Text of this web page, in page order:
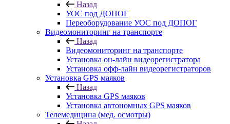
Назад
УОС под ДОПОГ
Переоборудование УОС под ДОПОГ
Видеомониторинг на транспорте
Назад
Видеомониторинг на транспорте
Установка он-лайн видеорегистратора
Установка офф-лайн видеорегистраторов
Установка GPS маяков
Назад
Установка GPS маяков
Установка автономных GPS маяков
Телемедицина (мед. осмотры)